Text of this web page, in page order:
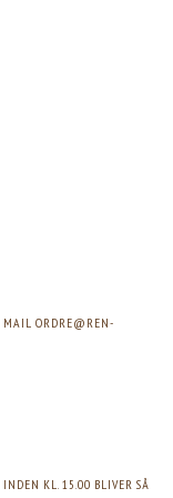
MAIL ORDRE@REN-
INDEN KL. 15.00 BLIVER SÅ